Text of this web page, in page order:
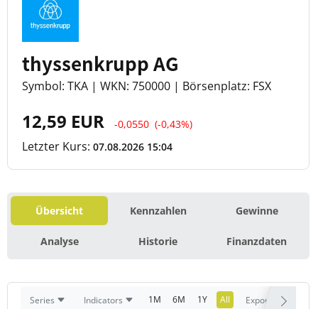
thyssenkrupp AG
Symbol: TKA | WKN: 750000 | Börsenplatz: FSX
12,59 EUR -0,0550 (-0,43%)
Letzter Kurs: 07.08.2026 15:04
Übersicht Kennzahlen Gewinne
Analyse Historie Finanzdaten
Series Indicators 1M 6M 1Y All Export